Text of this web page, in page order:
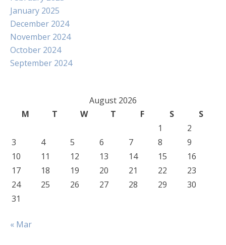
January 2025
December 2024
November 2024
October 2024
September 2024
August 2026
M
T W T F S
S
1
2
3
4 5 6 7 8
9
10
11 12 13 14 15
16
17
18 19 20 21 22
23
24
25 26 27 28 29
30
31
« Mar